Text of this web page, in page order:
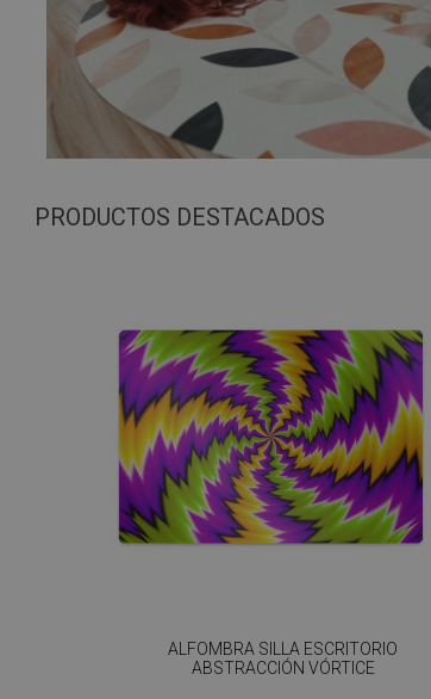
PRODUCTOS DESTACADOS
ALFOMBRA SILLA ESCRITORIO
ABSTRACCIÓN VÓRTICE